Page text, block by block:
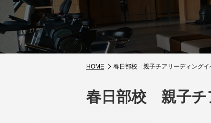
HOME 春日部校 親子チアリーディングイ
春日部校 親子チ